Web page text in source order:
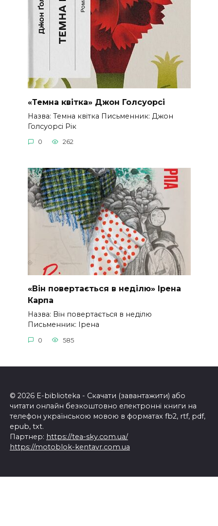
«Темна квітка» Джон Голсуорсі
Назва: Темна квітка Письменник: Джон
Голсуорсі Рік
0 262
«Він повертається в неділю» Ірена
Карпа
Назва: Він повертається в неділю
Письменник: Ірена
0 585
© 2026 E-biblioteka - Скачати (завантажити) або
читати онлайн безкоштовно електронні книги на
телефон українською мовою в форматах fb2, rtf, pdf,
epub, txt.
Партнер: https://tea-sky.com.ua/
https://motoblok-kentavr.com.ua